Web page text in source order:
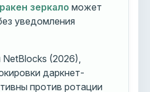
зеркало может
уведомления
(2026),
даркнет-
против ротации